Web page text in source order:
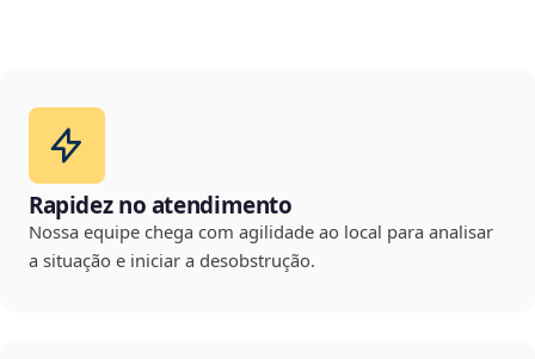
Rapidez no atendimento
Nossa equipe chega com agilidade ao local para analisar
a situação e iniciar a desobstrução.